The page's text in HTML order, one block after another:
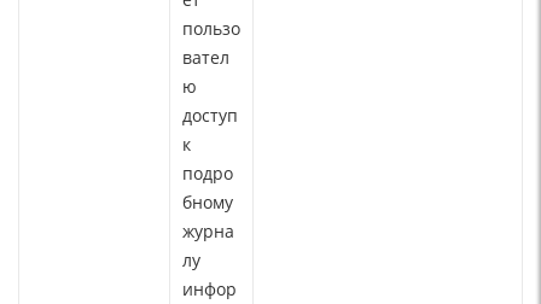
пользо
вател
ю
доступ
к
подро
бному
журна
лу
инфор